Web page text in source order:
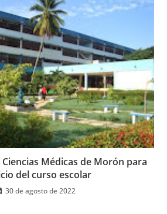
Médicas de Morón para
del curso escolar
30 de agosto de 2022